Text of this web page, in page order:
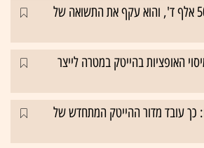
נתנו לקלוד להשקיע 50 אלף ד', והוא עקף את התשואה של
האופציות בהייטק במטרה לייצר
כך עובד מדור ההייטק המתחדש של